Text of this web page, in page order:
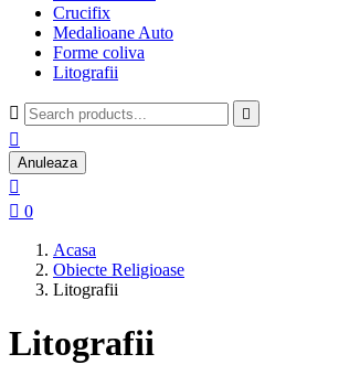
Crucifix
Medalioane Auto
Forme coliva
Litografii
 

Anuleaza

 0
Acasa
Obiecte Religioase
Litografii
Litografii